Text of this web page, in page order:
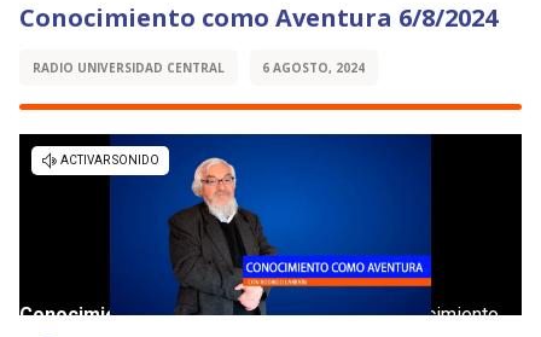
Conocimiento como Aventura 6/8/2024
RADIO UNIVERSIDAD CENTRAL 6 AGOSTO, 2024